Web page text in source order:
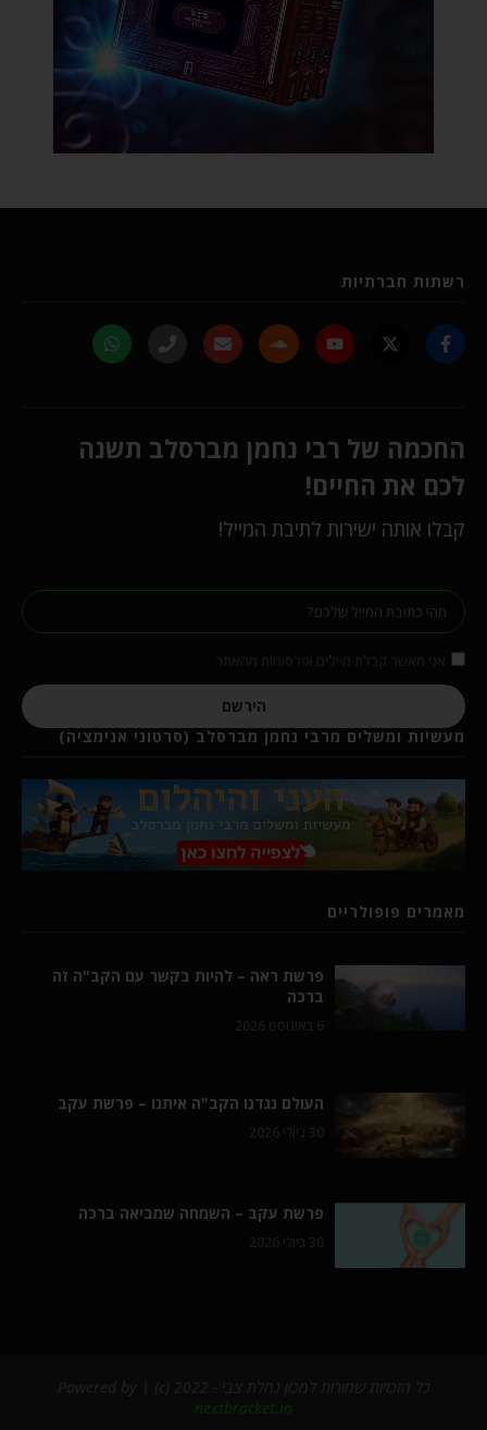
רשתות חברתיות
החכמה של רבי נחמן מברסלב תשנה
לכם את החיים!
קבלו אותה ישירות לתיבת המייל!
הירשם
מעשיות ומשלים מרבי נחמן מברסלב (סרטוני אנימציה)
מאמרים פופולריים
פרשת ראה – להיות בקשר עם הקב"ה זה
ברכה
6 באוגוסט 2026
העולם נגדנו הקב"ה איתנו – פרשת עקב
30 ביולי 2026
פרשת עקב – השמחה שמביאה ברכה
30 ביולי 2026
nextbracket.io